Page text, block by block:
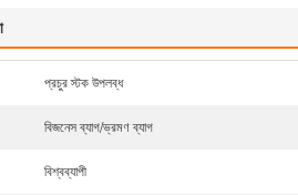
প্রচুর স্টক উপলব্ধ
বিজনেস ব্যাগ/ভ্রমণ ব্যাগ
বিশ্বব্যাপী